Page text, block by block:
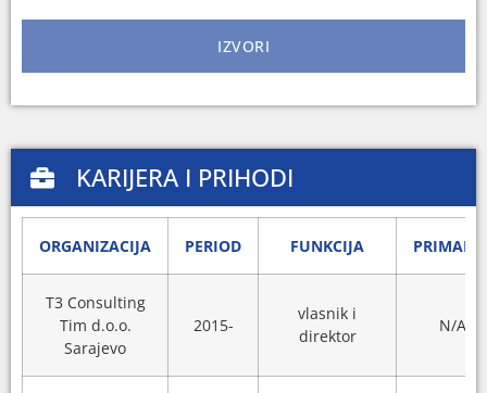
IZVORI
KARIJERA I PRIHODI
ORGANIZACIJA PERIOD FUNKCIJA
T3 Consulting
Tim d.o.o.
Sarajevo
2015-
vlasnik i
direktor
N/A